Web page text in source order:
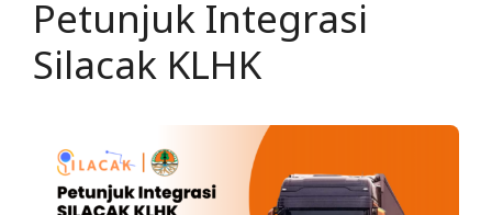
Petunjuk Integrasi
Silacak KLHK